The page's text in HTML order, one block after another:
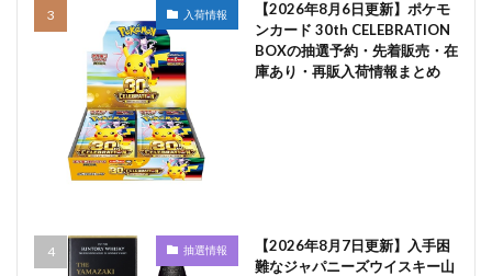
入荷情報
【2026年8月6日更新】ポケモ
ンカード 30th CELEBRATION
BOXの抽選予約・先着販売・在
庫あり・再販入荷情報まとめ
抽選情報
【2026年8月7日更新】入手困
難なジャパニーズウイスキー山